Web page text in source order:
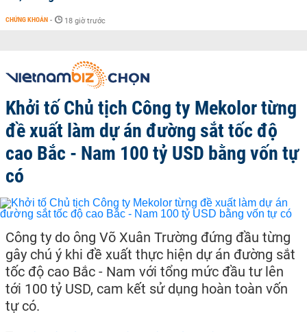
CHỨNG KHOÁN - 18 giờ trước
Khởi tố Chủ tịch Công ty Mekolor từng
đề xuất làm dự án đường sắt tốc độ
cao Bắc - Nam 100 tỷ USD bằng vốn tự
có
Công ty do ông Võ Xuân Trường đứng đầu từng
gây chú ý khi đề xuất thực hiện dự án đường sắt
tốc độ cao Bắc - Nam với tổng mức đầu tư lên
tới 100 tỷ USD, cam kết sử dụng hoàn toàn vốn
tự có.